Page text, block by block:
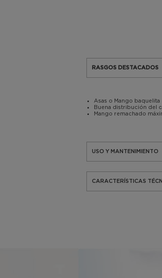
RASGOS DESTACADOS
Asas o Mango baquelita
Buena distribución del
Mango remachado
USO Y MANTENIMIENTO
CARACTERÍSTICAS